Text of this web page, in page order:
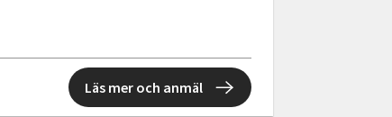
Läs mer och anmäl